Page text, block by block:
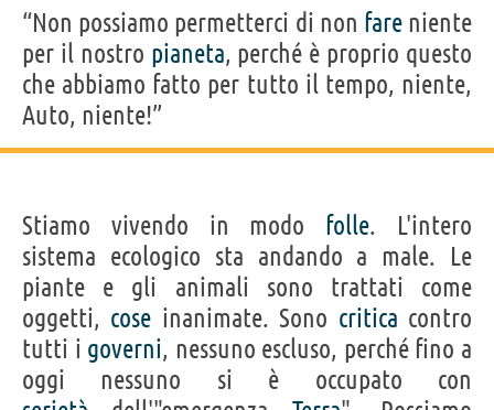
“Non possiamo permetterci di non fareniente
per il nostro pianeta, perché è proprio questo
che abbiamo fatto per tutto il tempo, niente,
Auto, niente!”
Stiamo vivendo in modo folle. L'intero
sistema ecologico sta andando a male. Le
piante e gli animali sono trattati come
oggetti, cose inanimate. Sono critica contro
tutti i governi, nessuno escluso, perché fino a
oggi nessuno si è occupato con